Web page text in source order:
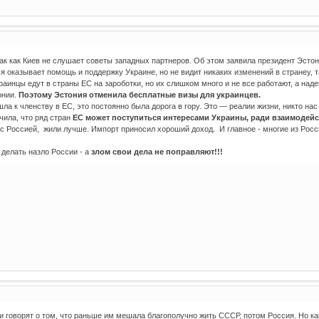
как Киев не слушает советы западных партнеров. Об этом заявила президент
помощь и поддержку Украине, но не видит никаких изменений в
едут в страны ЕС на зароботки, но их слишком много и не все работают, а
Поэтому Эстония отменила бесплатные визы для украинцев.
к членству в ЕС, это постоянно была дорога в гору. Это — реалии жизни, никто
что ряд странЕС может поступиться интересами Украины, ради
с Россией, жили лучше. Импорт приносил хороший доход. И главное - многие из
назло России - азлом свои дела не поправляют!!!
говорят о том, что раньше им мешала благополучно жить СССР, потом Россия. Но